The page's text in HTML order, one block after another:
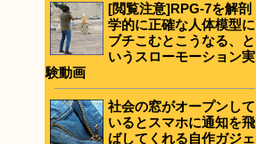
[閲覧注意]RPG-7を解剖
学的に正確な人体模型に
ブチこむとこうなる、と
いうスローモーション実
験動画
社会の窓がオープンして
いるとスマホに通知を飛
ばしてくれる自作ガジェ